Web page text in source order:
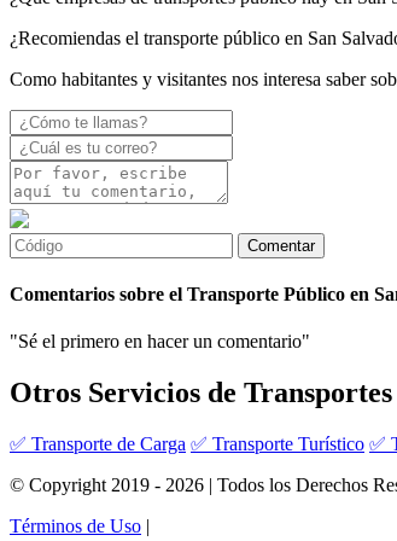
¿Recomiendas el transporte público en San
Como habitantes y visitantes nos interesa saber
Comentarios sobre el Transporte Público en
"Sé el primero en hacer un comentario"
Otros Servicios de
✅ Transporte de Carga ✅ Transporte Turístico ✅
© Copyright 2019 - 2026 | Todos los Derechos
Términos de Uso |